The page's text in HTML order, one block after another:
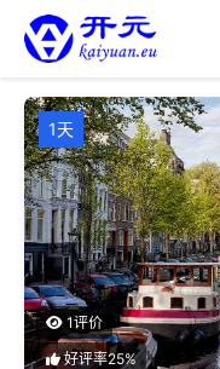
1天
1评价
好评率25%